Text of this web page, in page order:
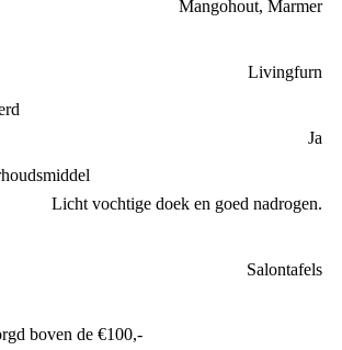
Mangohout, Marmer
Livingfurn
Ja
Licht vochtige doek en goed nadrogen.
Salontafels
boven de €100,-